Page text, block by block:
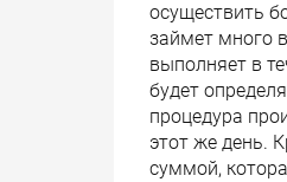
осуществить
займет много
выполняет в
будет
процедура
этот же день.
суммой,